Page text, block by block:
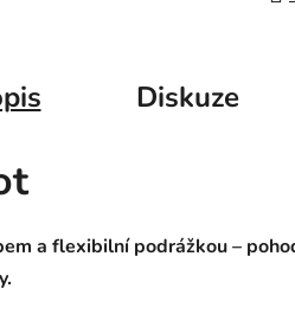
Diskuze
a flexibilní podrážkou –